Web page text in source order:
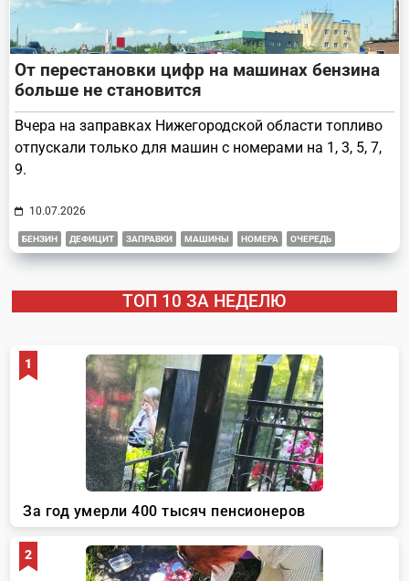
От перестановки цифр на машинах бензина
больше не становится
Вчера на заправках Нижегородской области топливо
отпускали только для машин с номерами на 1, 3, 5, 7,
9.
10.07.2026
БЕНЗИН ДЕФИЦИТ ЗАПРАВКИ МАШИНЫ НОМЕРА ОЧЕРЕДЬ
ТОП 10 ЗА НЕДЕЛЮ